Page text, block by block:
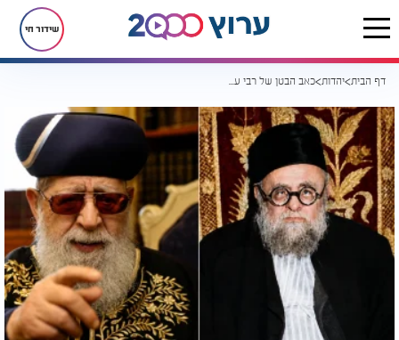
שידור חי
דף הבית יהדות כאב הבטן של רבי עזרא עטיה חשף שיעור מוסר מטלטל